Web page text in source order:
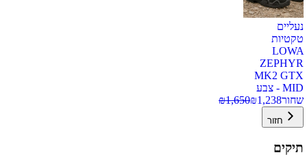
נעליים
טקטיות
LOWA
ZEPHYR
MK2 GTX
MID - צבע
שחור
₪1,238
₪1,650
חזור
תיקים